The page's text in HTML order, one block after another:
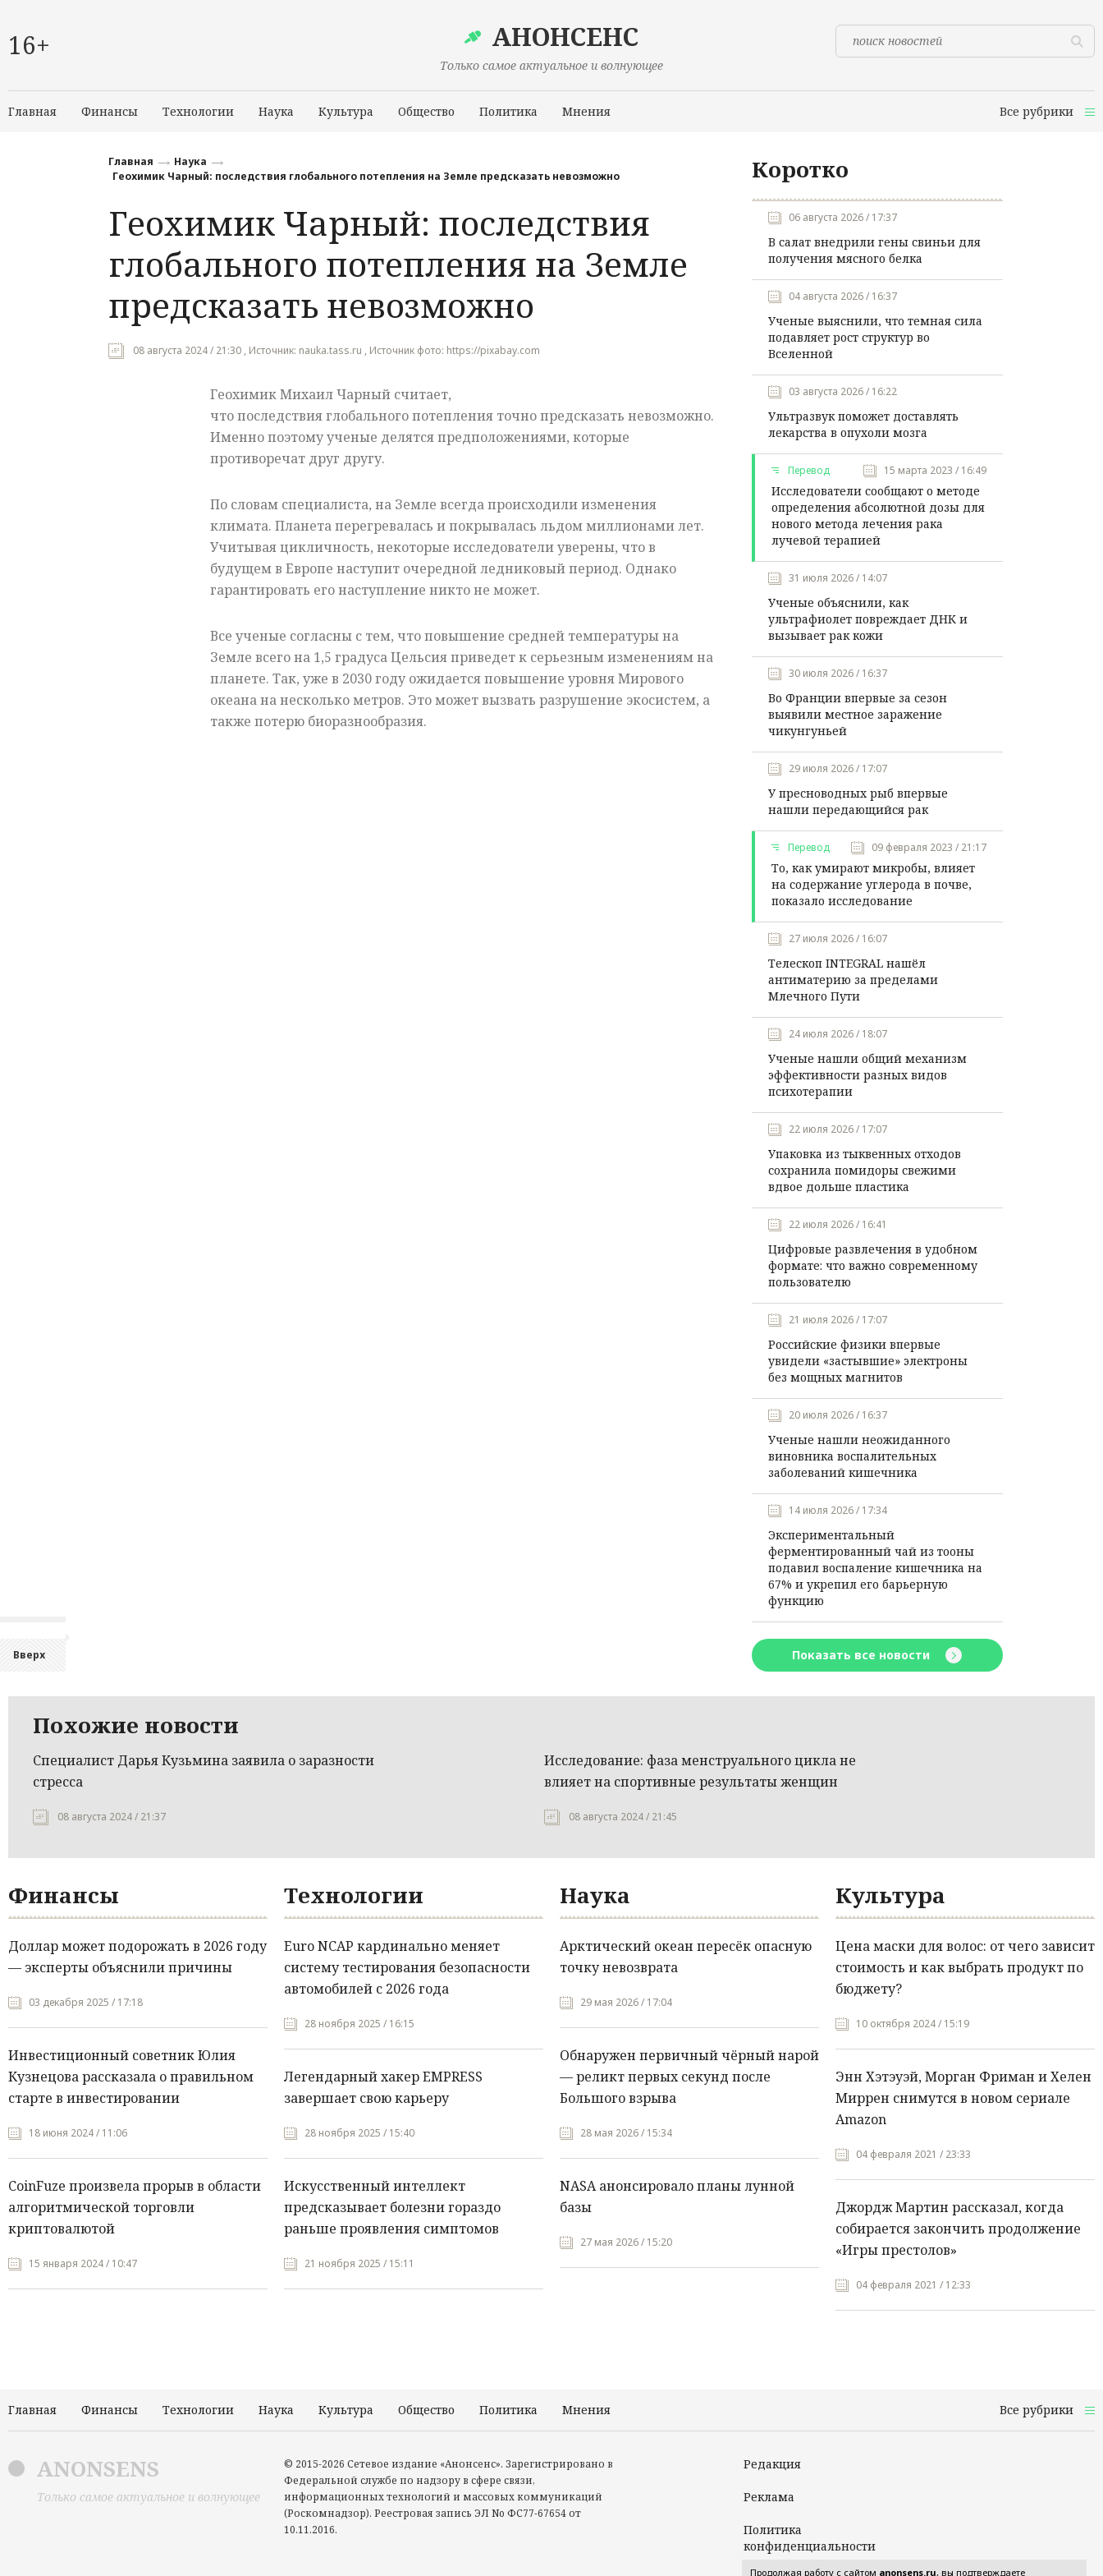
16+ АНОНСЕНС
Только самое актуальное и волнующее
Главная Финансы Технологии Наука Культура Общество Политика Мнения Все рубрики
Вверх
Главная
Наука
Геохимик Чарный: последствия глобального потепления на Земле предсказать невозможно
Геохимик Чарный: последствия
глобального потепления на Земле
предсказать невозможно
08 августа 2024 / 21:30 , Источник: nauka.tass.ru , Источник фото: https://pixabay.com
Геохимик Михаил Чарный считает,
что последствия глобального потепления точно предсказать невозможно.
Именно поэтому ученые делятся предположениями, которые
противоречат друг другу.
По словам специалиста, на Земле всегда происходили изменения
климата. Планета перегревалась и покрывалась льдом миллионами лет.
Учитывая цикличность, некоторые исследователи уверены, что в
будущем в Европе наступит очередной ледниковый период. Однако
гарантировать его наступление никто не может.
Все ученые согласны с тем, что повышение средней температуры на
Земле всего на 1,5 градуса Цельсия приведет к серьезным изменениям на
планете. Так, уже в 2030 году ожидается повышение уровня Мирового
океана на несколько метров. Это может вызвать разрушение экосистем, а
также потерю биоразнообразия.
Коротко
06 августа 2026 / 17:37
В салат внедрили гены свиньи для
получения мясного белка
04 августа 2026 / 16:37
Ученые выяснили, что темная сила
подавляет рост структур во
Вселенной
03 августа 2026 / 16:22
Ультразвук поможет доставлять
лекарства в опухоли мозга
Перевод 15 марта 2023 / 16:49
Исследователи сообщают о методе
определения абсолютной дозы для
нового метода лечения рака
лучевой терапией
31 июля 2026 / 14:07
Ученые объяснили, как
ультрафиолет повреждает ДНК и
вызывает рак кожи
30 июля 2026 / 16:37
Во Франции впервые за сезон
выявили местное заражение
чикунгуньей
29 июля 2026 / 17:07
У пресноводных рыб впервые
нашли передающийся рак
Перевод 09 февраля 2023 / 21:17
То, как умирают микробы, влияет
на содержание углерода в почве,
показало исследование
27 июля 2026 / 16:07
Телескоп INTEGRAL нашёл
антиматерию за пределами
Млечного Пути
24 июля 2026 / 18:07
Ученые нашли общий механизм
эффективности разных видов
психотерапии
22 июля 2026 / 17:07
Упаковка из тыквенных отходов
сохранила помидоры свежими
вдвое дольше пластика
22 июля 2026 / 16:41
Цифровые развлечения в удобном
формате: что важно современному
пользователю
21 июля 2026 / 17:07
Российские физики впервые
увидели «застывшие» электроны
без мощных магнитов
20 июля 2026 / 16:37
Ученые нашли неожиданного
виновника воспалительных
заболеваний кишечника
14 июля 2026 / 17:34
Экспериментальный
ферментированный чай из тооны
подавил воспаление кишечника на
67% и укрепил его барьерную
функцию
Показать все новости
Похожие новости
Специалист Дарья Кузьмина заявила о заразности
стресса
08 августа 2024 / 21:37
Исследование: фаза менструального цикла не
влияет на спортивные результаты женщин
08 августа 2024 / 21:45
Финансы
Доллар может подорожать в 2026 году
— эксперты объяснили причины
03 декабря 2025 / 17:18
Инвестиционный советник Юлия
Кузнецова рассказала о правильном
старте в инвестировании
18 июня 2024 / 11:06
CoinFuze произвела прорыв в области
алгоритмической торговли
криптовалютой
15 января 2024 / 10:47
Технологии
Euro NCAP кардинально меняет
систему тестирования безопасности
автомобилей с 2026 года
28 ноября 2025 / 16:15
Легендарный хакер EMPRESS
завершает свою карьеру
28 ноября 2025 / 15:40
Искусственный интеллект
предсказывает болезни гораздо
раньше проявления симптомов
21 ноября 2025 / 15:11
Наука
Арктический океан пересёк опасную
точку невозврата
29 мая 2026 / 17:04
Обнаружен первичный чёрный нарой
— реликт первых секунд после
Большого взрыва
28 мая 2026 / 15:34
NASA анонсировало планы лунной
базы
27 мая 2026 / 15:20
Культура
Цена маски для волос: от чего зависит
стоимость и как выбрать продукт по
бюджету?
10 октября 2024 / 15:19
Энн Хэтэуэй, Морган Фриман и Хелен
Миррен снимутся в новом сериале
Amazon
04 февраля 2021 / 23:33
Джордж Мартин рассказал, когда
собирается закончить продолжение
«Игры престолов»
04 февраля 2021 / 12:33
Главная Финансы Технологии Наука Культура Общество Политика Мнения Все рубрики
ANONSENS
Только самое актуальное и волнующее
© 2015-2026 Сетевое издание «Анонсенс». Зарегистрировано в
Федеральной службе по надзору в сфере связи,
информационных технологий и массовых коммуникаций
(Роскомнадзор). Реестровая запись ЭЛ No ФС77-67654 от
10.11.2016.
Редакция
Реклама
Политика
конфиденциальности
Продолжая работу с сайтом anonsens.ru, вы подтверждаете